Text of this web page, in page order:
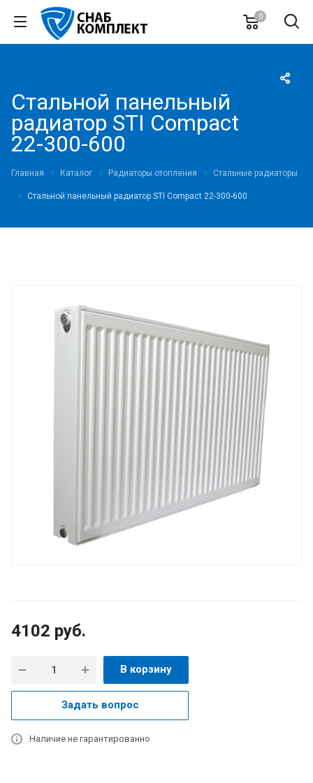
0
Стальной панельный
радиатор STI Compact
22-300-600
Главная Каталог Радиаторы отопления Стальные радиаторы
Стальной панельный радиатор STI Compact 22-300-600
4102 руб.
В корзину
Задать вопрос
Наличие не гарантированно